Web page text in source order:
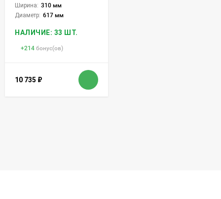
Ширина: 310 мм
Диаметр: 617 мм
НАЛИЧИЕ: 33 ШТ.
+214 бонус(ов)
10 735 ₽